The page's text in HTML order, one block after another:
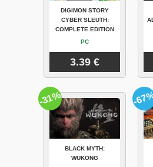
DIGIMON STORY
CYBER SLEUTH:
COMPLETE EDITION
PC
3.39 €
BLACK MYTH:
WUKONG
-31% -